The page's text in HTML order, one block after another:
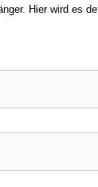
Hier wird es